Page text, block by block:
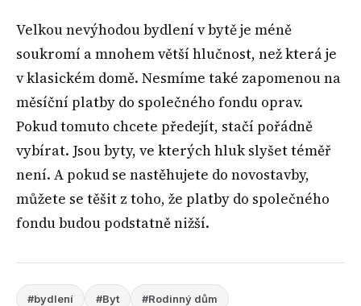
Velkou nevýhodou bydlení v bytě je méně
soukromí a mnohem větší hlučnost, než která je
v klasickém domě. Nesmíme také zapomenou na
měsíční platby do společného fondu oprav.
Pokud tomuto chcete předejít, stačí pořádně
vybírat. Jsou byty, ve kterých hluk slyšet téměř
není. A pokud se nastěhujete do novostavby,
můžete se těšit z toho, že platby do společného
fondu budou podstatně nižší.
#bydlení #Byt #Rodinný dům